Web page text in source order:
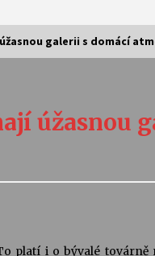
Stávám
30. 7.
Kolchoz a
Vysočinka
galerii s domácí
úžasnou
platí i o bývalé továrně